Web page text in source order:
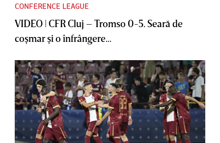
CONFERENCE LEAGUE
VIDEO | CFR Cluj – Tromso 0-5. Seară de
coşmar şi o înfrângere...